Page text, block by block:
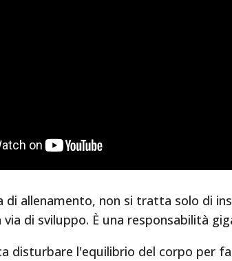
di allenamento, non si tratta solo di
via di sviluppo. È una responsabilità
disturbare l'equilibrio del corpo per